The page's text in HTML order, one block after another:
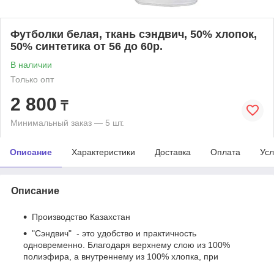
Футболки белая, ткань сэндвич, 50% хлопок,
50% синтетика от 56 до 60р.
В наличии
Только опт
2 800 ₸
Минимальный заказ — 5 шт.
Описание Характеристики Доставка Оплата
Описание
Производство Казахстан
"Сэндвич" - это удобство и практичность
одновременно. Благодаря верхнему слою из 100%
полиэфира, а внутреннему из 100% хлопка, при